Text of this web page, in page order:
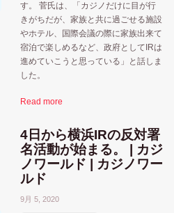
福岡県 苫小牧市
選挙 長崎 長崎県
す。 菅氏は、「カジノだけに目が行
きがちだが、家族と共に過ごせる施設
やホテル、国際会議の際に家族出来て
宿泊で楽しめるなど、政府としてIRは
進めていこうと思っている」と話しま
した。
Read more
4日から横浜IRの反対署
名活動が始まる。 | カジ
ノワールド | カジノワー
ルド
9月 5, 2020